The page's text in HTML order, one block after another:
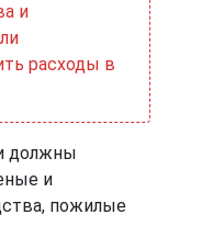
и
расходы в
должны
и
пожилые